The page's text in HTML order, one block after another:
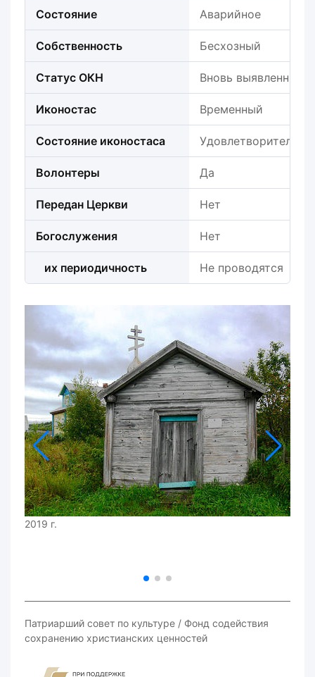
Состояние Аварийное
Собственность Бесхозный
Статус ОКН Вновь выявленный
Иконостас Временный
Состояние иконостаса
Волонтеры Да
Передан Церкви Нет
Богослужения Нет
их периодичность Не проводятся
2019 г.
Патриарший совет по культуре / Фонд содействия
сохранению христианских ценностей